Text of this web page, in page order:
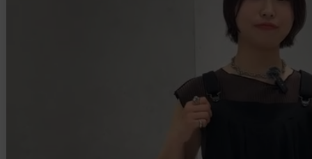
BRANDから探す